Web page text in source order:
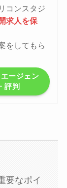
コンスタジ
求人を保
をしてもら
ージェン
評判
要なポイ